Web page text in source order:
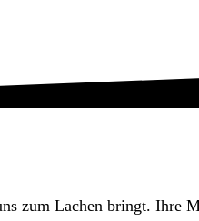
zum Lachen bringt. Ihre